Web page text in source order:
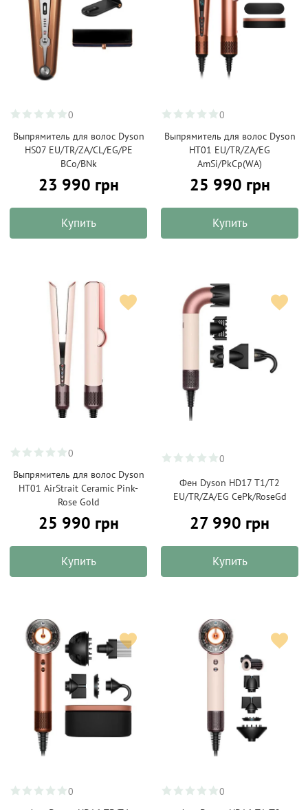
0
Выпрямитель для волос Dyson
HS07 EU/TR/ZA/CL/EG/PE
BCo/BNk
23 990 грн
Купить
0
Выпрямитель для волос Dyson
HT01 EU/TR/ZA/EG
AmSi/PkCp(WA)
25 990 грн
Купить
0
Выпрямитель для волос Dyson
HT01 AirStrait Ceramic Pink-
Rose Gold
25 990 грн
Купить
0
Фен Dyson HD17 T1/T2
EU/TR/ZA/EG CePk/RoseGd
27 990 грн
Купить
0
0